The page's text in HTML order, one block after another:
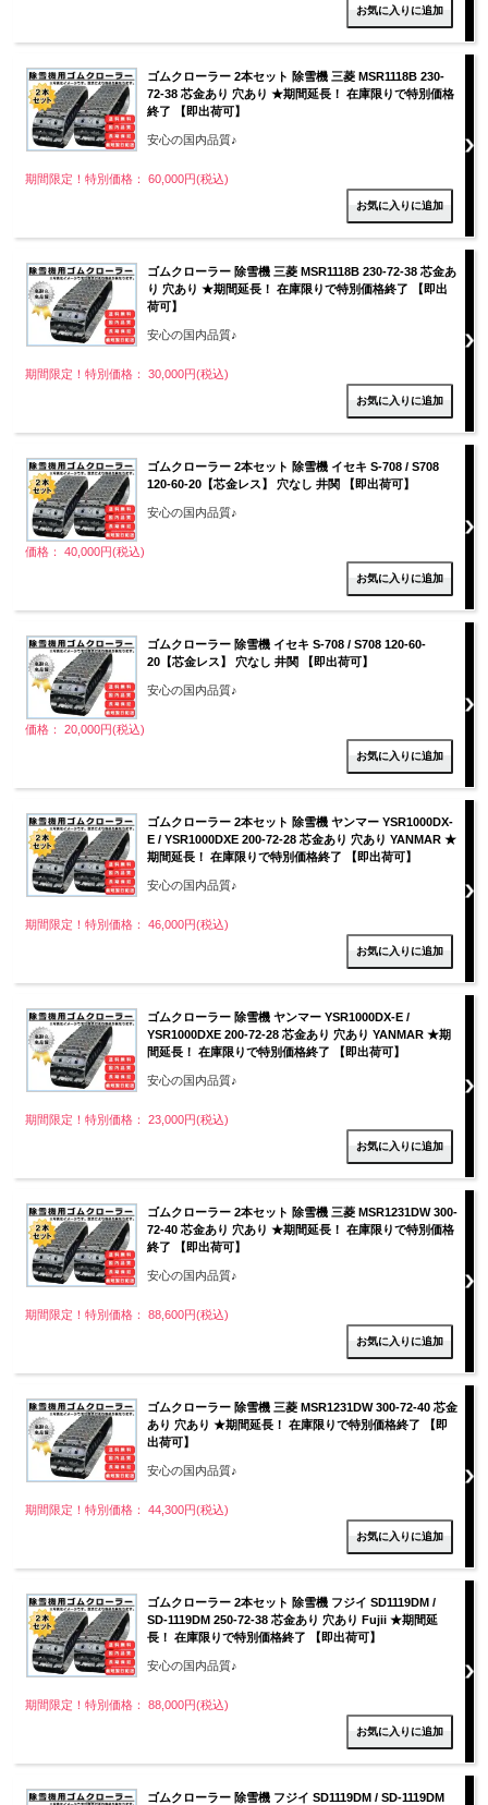
ゴムクローラー 2本セット 除雪機 三菱 MSR1118B 230-
72-38 芯金あり 穴あり ★期間延長！ 在庫限りで特別価格
終了 【即出荷可】
安心の国内品質♪
期間限定！特別価格： 60,000円(税込)
ゴムクローラー 除雪機 三菱 MSR1118B 230-72-38 芯金あ
り 穴あり ★期間延長！ 在庫限りで特別価格終了 【即出
荷可】
安心の国内品質♪
期間限定！特別価格： 30,000円(税込)
ゴムクローラー 2本セット 除雪機 イセキ S-708 / S708
120-60-20【芯金レス】 穴なし 井関 【即出荷可】
安心の国内品質♪
価格： 40,000円(税込)
ゴムクローラー 除雪機 イセキ S-708 / S708 120-60-
20【芯金レス】 穴なし 井関 【即出荷可】
安心の国内品質♪
価格： 20,000円(税込)
ゴムクローラー 2本セット 除雪機 ヤンマー YSR1000DX-
E / YSR1000DXE 200-72-28 芯金あり 穴あり YANMAR ★
期間延長！ 在庫限りで特別価格終了 【即出荷可】
安心の国内品質♪
期間限定！特別価格： 46,000円(税込)
ゴムクローラー 除雪機 ヤンマー YSR1000DX-E /
YSR1000DXE 200-72-28 芯金あり 穴あり YANMAR ★期
間延長！ 在庫限りで特別価格終了 【即出荷可】
安心の国内品質♪
期間限定！特別価格： 23,000円(税込)
ゴムクローラー 2本セット 除雪機 三菱 MSR1231DW 300-
72-40 芯金あり 穴あり ★期間延長！ 在庫限りで特別価格
終了 【即出荷可】
安心の国内品質♪
期間限定！特別価格： 88,600円(税込)
ゴムクローラー 除雪機 三菱 MSR1231DW 300-72-40 芯金
あり 穴あり ★期間延長！ 在庫限りで特別価格終了 【即
出荷可】
安心の国内品質♪
期間限定！特別価格： 44,300円(税込)
ゴムクローラー 2本セット 除雪機 フジイ SD1119DM /
SD-1119DM 250-72-38 芯金あり 穴あり Fujii ★期間延
長！ 在庫限りで特別価格終了 【即出荷可】
安心の国内品質♪
期間限定！特別価格： 88,000円(税込)
ゴムクローラー 除雪機 フジイ SD1119DM / SD-1119DM